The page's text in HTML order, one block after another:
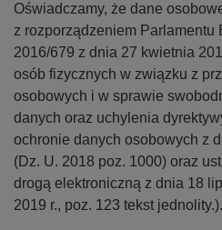
Oświadczamy, że dane
z rozporządzeniem
2016/679 z dnia 27 kwietnia
osób fizycznych w związku z
osobowych i w sprawie
danych oraz uchylenia
ochronie danych osobowych z
(Dz. U. 2018 poz. 1000) oraz
drogą elektroniczną z dnia 18
2019 r., poz. 123 tekst jednolity.).